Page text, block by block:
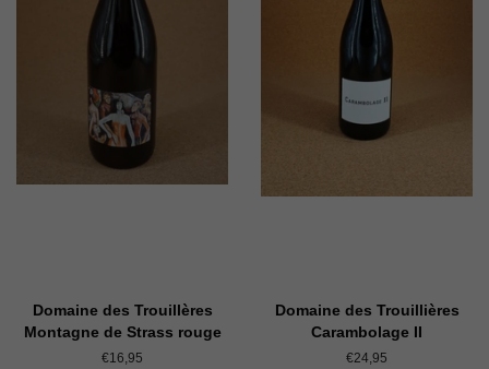
Domaine des Trouillères
Montagne de Strass rouge
Normaler
€16,95
Domaine des Trouillières
Carambolage II
Normaler
€24,95